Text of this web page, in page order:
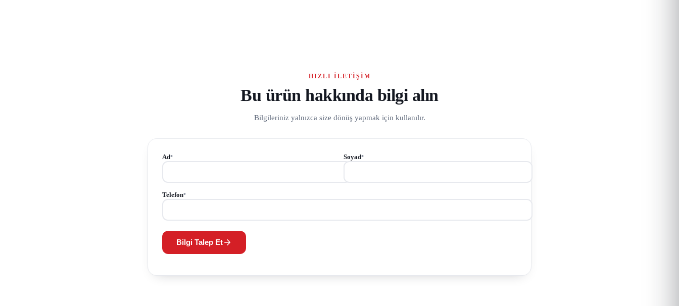
HIZLI İLETIŞIM
Bu ürün hakkında bilgi alın
Bilgileriniz yalnızca size dönüş yapmak için kullanılır.
Ad* Soyad*
Telefon*
Bilgi Talep Et